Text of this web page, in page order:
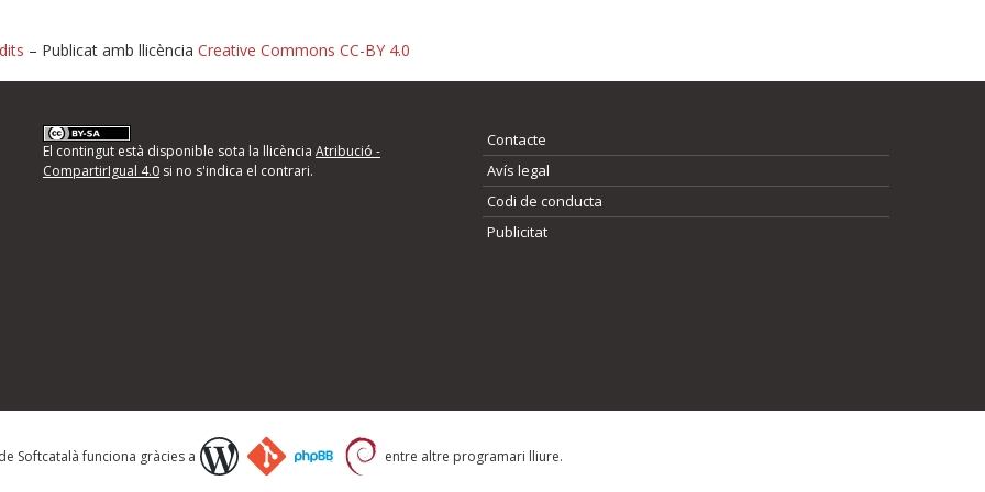
d'errors
següents i descriviu quina és la millora que
– Publicat amb llicència Creative Commons CC-BY 4.0
El contingut està disponible sota la llicència Atribució -
CompartirIgual 4.0si no s'indica el contrari.
Contacte
Avís legal
Codi de conducta
Publicitat
Softcatalà funciona gràcies a entre altre programari lliure.